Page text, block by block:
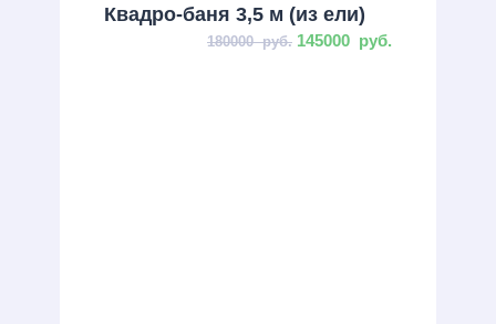
Квадро-баня 3,5 м (из ели)
180000руб. 145000 руб.